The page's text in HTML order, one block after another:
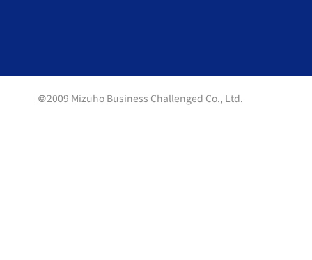
©2009 Mizuho Business Challenged Co., Ltd.